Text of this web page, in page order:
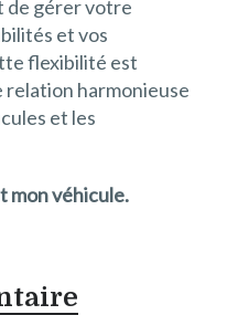
de gérer votre
et vos
flexibilité est
harmonieuse
et les
mon véhicule.